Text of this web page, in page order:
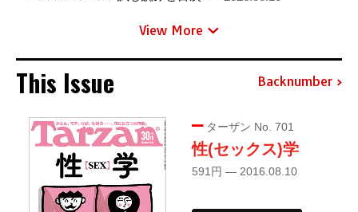
View More
This Issue Backnumber
ターザン No. 701
性(セックス)学
591円 — 2016.08.10